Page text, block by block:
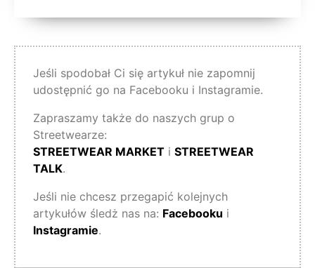
Jeśli spodobał Ci się artykuł nie zapomnij
udostępnić go na Facebooku i Instagramie.
Zapraszamy także do naszych grup o
Streetwearze:
STREETWEAR MARKET i STREETWEAR
TALK.
Jeśli nie chcesz przegapić kolejnych
artykułów śledż nas na: Facebooku i
Instagramie.